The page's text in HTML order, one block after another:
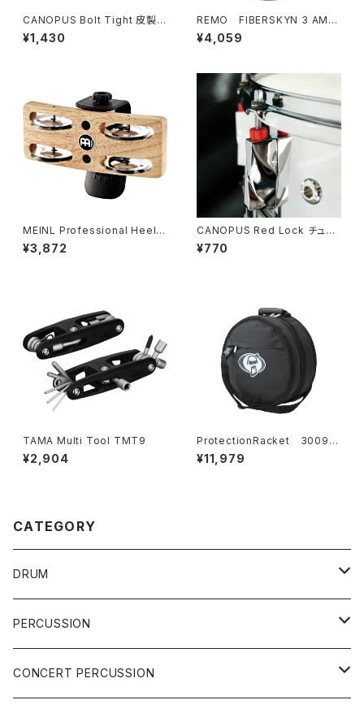
CANOPUS Bolt Tight 皮製ワ
ッシャー 20個入り BT-20
¥1,430
REMO FIBERSKYN 3 AMB
ASSADOR 10" HEAD / FA-
510
¥4,059
MEINL Professional Heel T
ambourine - PHTA
¥3,872
CANOPUS Red Lock チュー
ニングロック CTL-4
¥770
TAMA Multi Tool TMT9
¥2,904
ProtectionRacket 3009C
14" ×8" スネアケース (ショ
ルダー)
¥11,979
CATEGORY
DRUM
DRUM SET
YAMAHA
SNARE
PERCUSSION
CAJON
CONCERT PERCUSSION